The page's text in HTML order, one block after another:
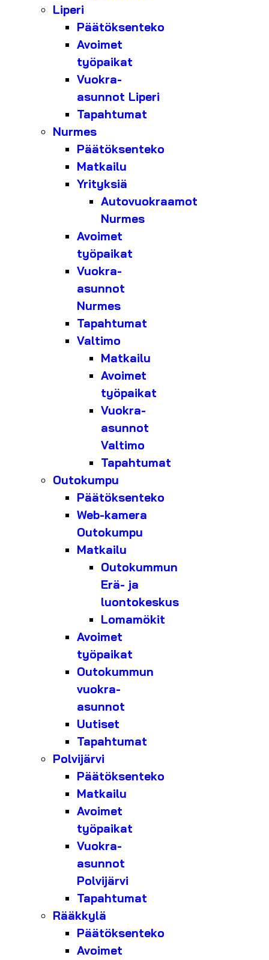
Liperi
Päätöksenteko
Avoimet
työpaikat
Vuokra-
asunnot Liperi
Tapahtumat
Nurmes
Päätöksenteko
Matkailu
Yrityksiä
Autovuokraamot
Nurmes
Avoimet
työpaikat
Vuokra-
asunnot
Nurmes
Tapahtumat
Valtimo
Matkailu
Avoimet
työpaikat
Vuokra-
asunnot
Valtimo
Tapahtumat
Outokumpu
Päätöksenteko
Web-kamera
Outokumpu
Matkailu
Outokummun
Erä- ja
luontokeskus
Lomamökit
Avoimet
työpaikat
Outokummun
vuokra-
asunnot
Uutiset
Tapahtumat
Polvijärvi
Päätöksenteko
Matkailu
Avoimet
työpaikat
Vuokra-
asunnot
Polvijärvi
Tapahtumat
Rääkkylä
Päätöksenteko
Avoimet